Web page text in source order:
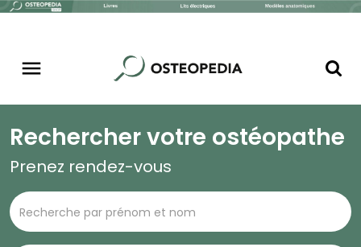
Rechercher votre ostéopathe
Prenez rendez-vous